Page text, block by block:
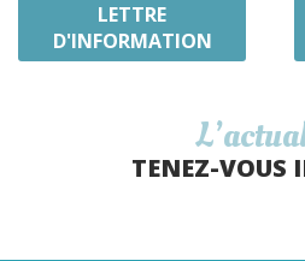
LETTRE
D'INFORMATION
TENEZ-VOUS